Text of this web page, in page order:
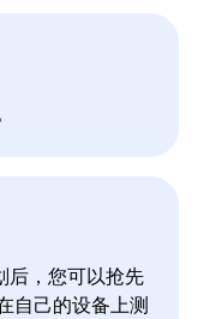
后，您可以抢先
自己的设备上测